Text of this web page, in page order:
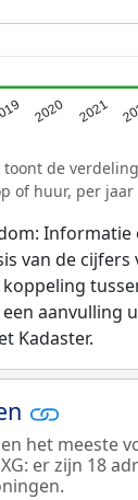
2020 2021
de
of huur, per jaar
Informatie
van de cijfers
aanvulling
Kadaster.
het meeste
er zijn 18